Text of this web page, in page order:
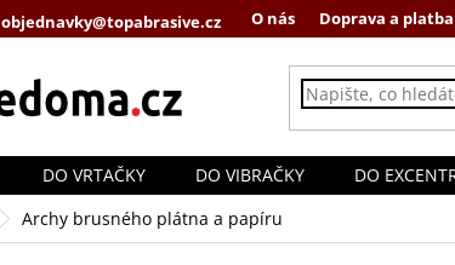
objednavky@topabrasive.cz O nás Doprava a platba
DO VRTAČKY DO VIBRAČKY DO
Archy brusného plátna a papíru